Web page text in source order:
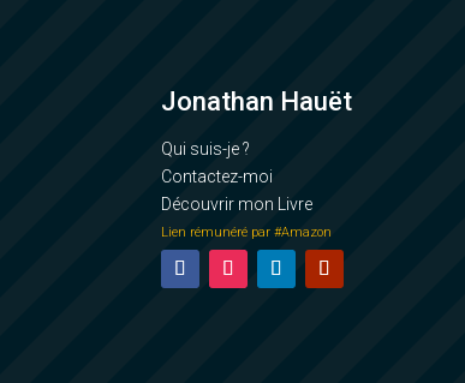
Jonathan Hauët
Qui suis-je ?
Contactez-moi
Découvrir mon Livre
Lien rémunéré par #Amazon